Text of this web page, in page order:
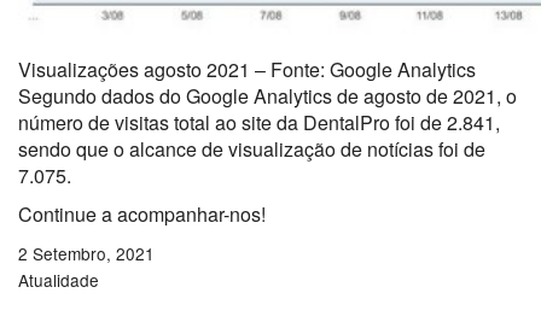
Visualizações agosto 2021 – Fonte: Google Analytics
Segundo dados do Google Analytics de agosto de 2021, o
número de visitas total ao site da DentalPro foi de 2.841,
sendo que o alcance de visualização de notícias foi de
7.075.
Continue a acompanhar-nos!
2 Setembro, 2021
Atualidade